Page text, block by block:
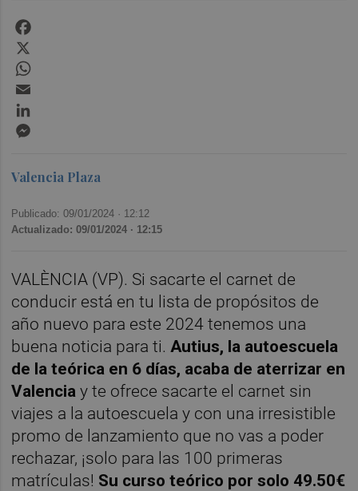
Valencia Plaza
Publicado: 09/01/2024 · 12:12
Actualizado: 09/01/2024 · 12:15
VALÈNCIA (VP). Si sacarte el carnet de
conducir está en tu lista de propósitos de
año nuevo para este 2024 tenemos una
buena noticia para ti. Autius, la autoescuela
de la teórica en 6 días, acaba de aterrizar en
Valencia y te ofrece sacarte el carnet sin
viajes a la autoescuela y con una irresistible
promo de lanzamiento que no vas a poder
rechazar, ¡solo para las 100 primeras
matrículas! Su curso teórico por solo 49.50€